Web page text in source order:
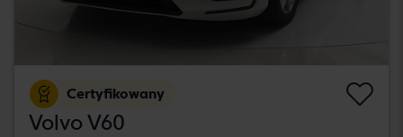
Certyfikowany
Volvo V60